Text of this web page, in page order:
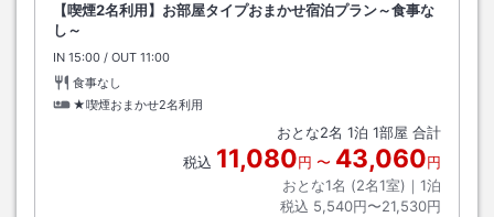
【喫煙2名利用】お部屋タイプおまかせ宿泊プラン～食事な
し～
IN チェックイン
15:00 / OUT チェックアウト
11:00
食事なし
★喫煙おまかせ2名利用
おとな2名 1泊 1部屋 合計
税込 11,080円 〜 43,060円
おとな1名 (2名1室)｜ 1泊
税込 5,540円〜21,530円